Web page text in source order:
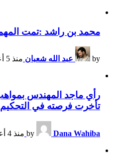
محمد بن راشد :تمت
by عبد الله شعبان منذ 5 أعوام
رأي ماجد المهندس
تأخرت فرصته في التحكيم
by Dana Wahiba منذ 4 أعوام